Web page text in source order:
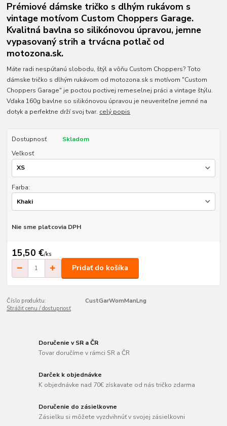
Prémiové dámske tričko s dlhým rukávom s
vintage motívom Custom Choppers Garage.
Kvalitná bavlna so silikónovou úpravou, jemne
vypasovaný strih a trvácna potlač od
motozona.sk.
Máte radi nespútanú slobodu, štýl a vôňu Custom Choppers? Toto
dámske tričko s dlhým rukávom od motozona.sk s motívom "Custom
Choppers Garage" je poctou poctivej remeselnej práci a vintage štýlu.
Vďaka 160g bavlne so silikónovou úpravou je neuveriteľne jemné na
dotyk a perfektne drží svoj tvar. celý popis
Dostupnosť
Skladom
Veľkosť
Farba:
Nie sme platcovia DPH
15,50 €/ks
Pridať do košíka
Číslo produktu:
CustGarWomManLng
Strážiť cenu / dostupnosť
Doručenie v SR a ČR
Tovar doručíme v rámci SR a ČR
Darček k objednávke
K objednávke nad 70€ získavate od nás tričko zdarma
Doručenie do zásielkovne
Zásielku si môžete vyzdvihnúť v svojej zásielkovni